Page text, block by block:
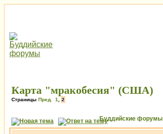
Карта "мракобесия" (США)
Страницы Пред. 1 2
Буддийские форумы